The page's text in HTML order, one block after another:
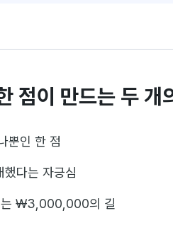
점이 만드는 두 개
뿐인 한 점
했다는 자긍심
는 ₩3,000,000의 길